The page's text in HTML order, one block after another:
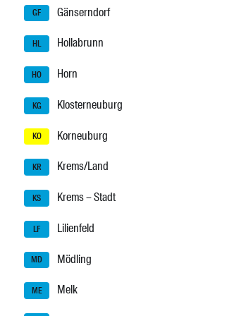
GF Gänserndorf
HL Hollabrunn
HO Horn
KG Klosterneuburg
KO Korneuburg
KR Krems/Land
KS Krems – Stadt
LF Lilienfeld
MD Mödling
ME Melk